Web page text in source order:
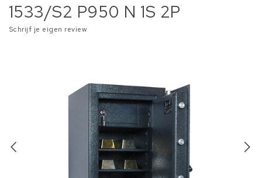
1533/S2 P950 N 1S 2P
Schrijf je eigen review